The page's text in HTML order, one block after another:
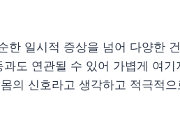
한 일시적 증상을 넘어 다양한
도 연관될 수 있어 가볍게 여
의 신호라고 생각하고 적극적